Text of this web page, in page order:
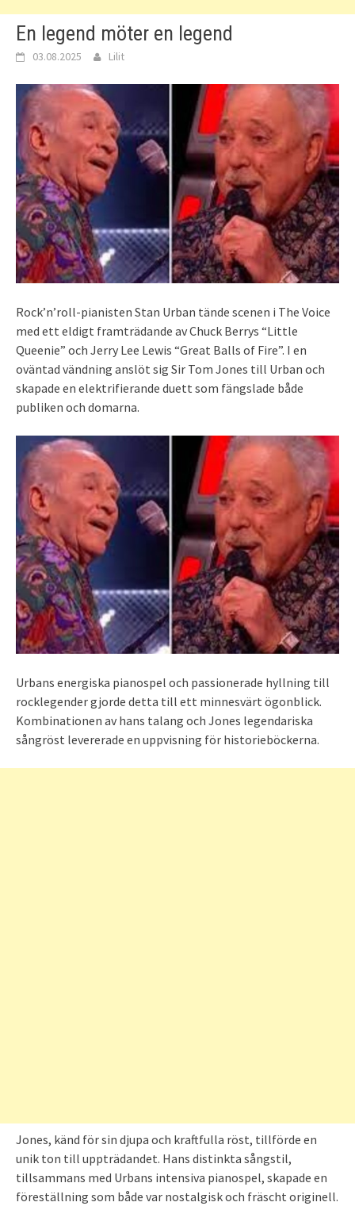
En legend möter en legend
03.08.2025 Lilit
Rock’n’roll-pianisten Stan Urban tände scenen i The Voice
med ett eldigt framträdande av Chuck Berrys “Little
Queenie” och Jerry Lee Lewis “Great Balls of Fire”. I en
oväntad vändning anslöt sig Sir Tom Jones till Urban och
skapade en elektrifierande duett som fängslade både
publiken och domarna.
Urbans energiska pianospel och passionerade hyllning till
rocklegender gjorde detta till ett minnesvärt ögonblick.
Kombinationen av hans talang och Jones legendariska
sångröst levererade en uppvisning för historieböckerna.
Jones, känd för sin djupa och kraftfulla röst, tillförde en
unik ton till uppträdandet. Hans distinkta sångstil,
tillsammans med Urbans intensiva pianospel, skapade en
föreställning som både var nostalgisk och fräscht originell.